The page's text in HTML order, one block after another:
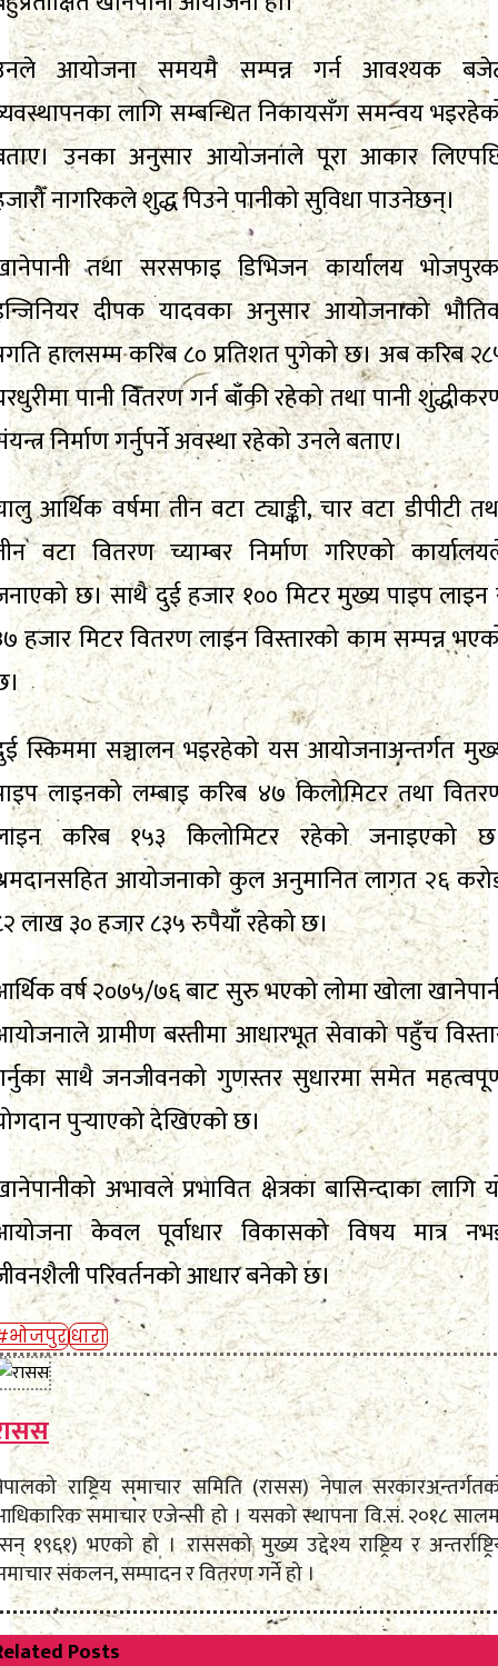
आयोजना समयमै सम्पन्न गर्न आवश्यक
लागि सम्बन्धित निकायसँग समन्वय
उनका अनुसार आयोजनाले पूरा आकार
नागरिकले शुद्ध पिउने पानीको सुविधा पाउनेछन्।
तथा सरसफाइ डिभिजन कार्यालय
दीपक यादवका अनुसार आयोजनाको
हालसम्म करिब ८० प्रतिशत पुगेको छ। अब करिब
पानी वितरण गर्न बाँकी रहेको तथा पानी
निर्माण गर्नुपर्ने अवस्था रहेको उनले बताए।
आर्थिक वर्षमा तीन वटा ट्याङ्की, चार वटा डीपीटी
वटा वितरण च्याम्बर निर्माण गरिएको
छ। साथै दुई हजार १०० मिटर मुख्य पाइप लाइन
हजार मिटर वितरण लाइन विस्तारको काम सम्पन्न
स्किममा सञ्चालन भइरहेको यस आयोजनाअन्तर्गत
लाइनको लम्बाइ करिब ४७ किलोमिटर तथा
करिब १५३ किलोमिटर रहेको जनाइएको
आयोजनाको कुल अनुमानित लागत २६
लाख ३० हजार ८३५ रुपैयाँ रहेको छ।
वर्ष २०७५/७६ बाट सुरु भएको लोमा खोला
ग्रामीण बस्तीमा आधारभूत सेवाको पहुँच
साथै जनजीवनको गुणस्तर सुधारमा समेत
पुर्‍याएको देखिएको छ।
अभावले प्रभावित क्षेत्रका बासिन्दाका लागि
केवल पूर्वाधार विकासको विषय मात्र
परिवर्तनको आधार बनेको छ।
धारा
राष्ट्रिय समाचार समिति (रासस) नेपाल
समाचार एजेन्सी हो । यसको स्थापना वि.सं. २०१८
१९६१) भएको हो । राससको मुख्य उद्देश्य राष्ट्रिय र
संकलन, सम्पादन र वितरण गर्ने हो ।
Posts